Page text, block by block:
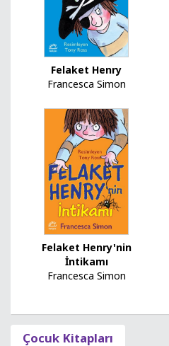
Felaket Henry
Francesca Simon
Felaket Henry'nin
İntikamı
Francesca Simon
Çocuk Kitapları